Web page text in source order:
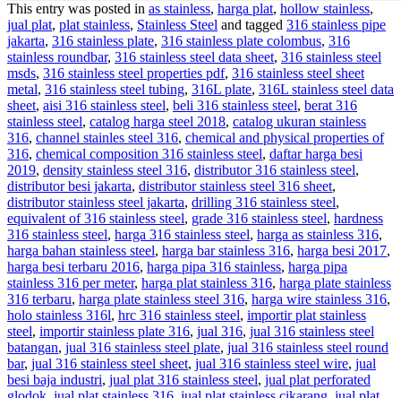
This entry was posted in as stainless, harga plat, hollow stainless,
jual plat, plat stainless, Stainless Steel and tagged 316 stainless pipe
jakarta, 316 stainless plate, 316 stainless plate colombus, 316
stainless roundbar, 316 stainless steel data sheet, 316 stainless steel
msds, 316 stainless steel properties pdf, 316 stainless steel sheet
metal, 316 stainless steel tubing, 316L plate, 316L stainless steel data
sheet, aisi 316 stainless steel, beli 316 stainless steel, berat 316
stainless steel, catalog harga steel 2018, catalog ukuran stainless
316, channel stainles steel 316, chemical and physical properties of
316, chemical composition 316 stainless steel, daftar harga besi
2019, density stainless steel 316, distributor 316 stainless steel,
distributor besi jakarta, distributor stainless steel 316 sheet,
distributor stainless steel jakarta, drilling 316 stainless steel,
equivalent of 316 stainless steel, grade 316 stainless steel, hardness
316 stainless steel, harga 316 stainless steel, harga as stainless 316,
harga bahan stainless steel, harga bar stainless 316, harga besi 2017,
harga besi terbaru 2016, harga pipa 316 stainless, harga pipa
stainless 316 per meter, harga plat stainless 316, harga plate stainless
316 terbaru, harga plate stainless steel 316, harga wire stainless 316,
holo stainless 316l, hrc 316 stainless steel, importir plat stainless
steel, importir stainless plate 316, jual 316, jual 316 stainless steel
batangan, jual 316 stainless steel plate, jual 316 stainless steel round
bar, jual 316 stainless steel sheet, jual 316 stainless steel wire, jual
besi baja industri, jual plat 316 stainless steel, jual plat perforated